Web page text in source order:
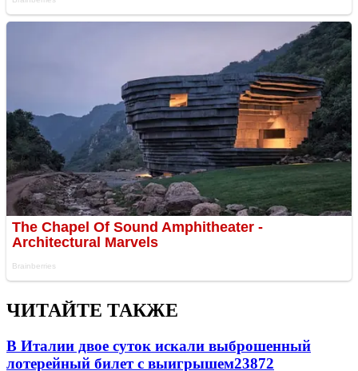
ЧИТАЙТЕ ТАКЖЕ
В Италии двое суток искали выброшенный
лотерейный билет с выигрышем23872